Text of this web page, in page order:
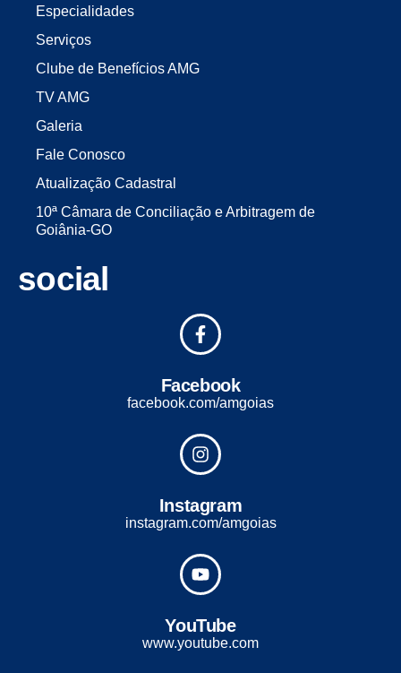
Especialidades
Serviços
Clube de Benefícios AMG
TV AMG
Galeria
Fale Conosco
Atualização Cadastral
10ª Câmara de Conciliação e Arbitragem de
Goiânia-GO
social
Facebook
facebook.com/amgoias
Instagram
instagram.com/amgoias
YouTube
www.youtube.com